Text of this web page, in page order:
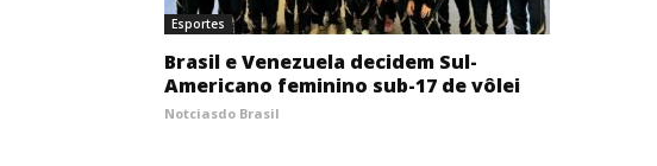
Esportes
Brasil e Venezuela decidem Sul-
Americano feminino sub-17 de vôlei
Notciasdo Brasil